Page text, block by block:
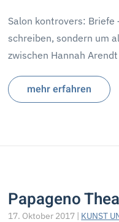
Salon kontrovers: Briefe
schreiben, sondern um
zwischen Hannah
mehr erfahren
Papageno
17. Oktober 2017 | KUNST